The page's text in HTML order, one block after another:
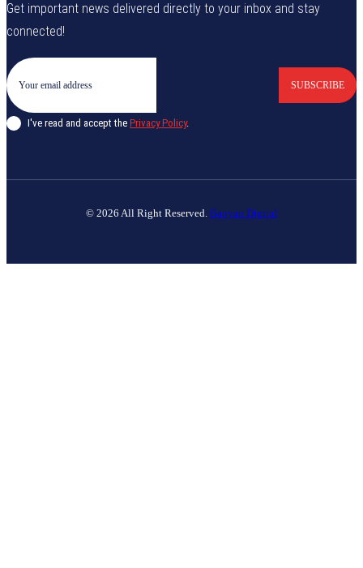
Get important news delivered directly to your inbox and stay
connected!
SUBSCRIBE
I've read and accept the Privacy Policy.
© 2026 All Right Reserved. Banyan Digital